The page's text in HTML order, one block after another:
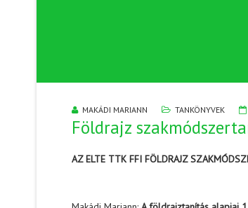
MAKÁDI MARIANN TANKÖNYVEK
Földrajz
AZ ELTE TTK FFI FÖLDRAJZ